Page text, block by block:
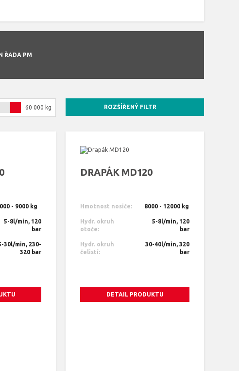
ŘADA PM
60 000 kg ROZŠÍŘENÝ FILTR
- 9000 kg
5-8l/min, 120
bar
30l/min, 230-
320 bar
DRAPÁK MD120
Hmotnost nosiče: 8000 - 12000 kg
Hydr. okruh
otoče:
5-8l/min, 120
bar
Hydr. okruh
čelistí:
30-40l/min, 320
bar
DETAIL PRODUKTU